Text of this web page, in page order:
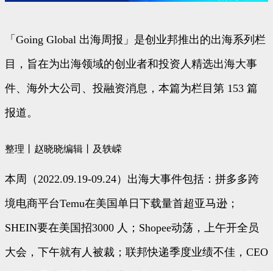
「Going Global 出海周报」是创业邦推出的出海系列栏
目，旨在为出海领域的创业者和投资人精选出海大事
件、海外大公司、投融资消息，本篇为栏目第 153 篇
报道。
整理丨赵晓晓编辑丨及轶嵘
本周（2022.09.19-09.24）出海大事件包括：拼多多跨
境电商平台Temu在美国单日下载量首超亚马逊；
SHEIN要在美国招3000 人；Shopee动荡，上午开全员
大会，下午就有人被裁；联邦快递季度业绩不佳，CEO